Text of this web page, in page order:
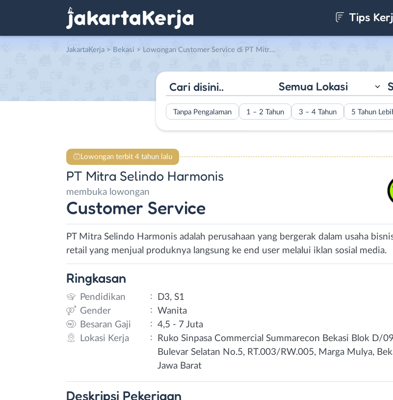
Tips
JakartaKerja > Bekasi > Lowongan Customer Service di PT Mitra Selindo Harmonis
Semua Lokasi
Tanpa Pengalaman 1 – 2 Tahun 3 – 4 Tahun 5 Tahun
Lowongan terbit 4 tahun lalu
PT Mitra Selindo Harmonis
membuka lowongan
Customer Service
PT Mitra Selindo Harmonis adalah perusahaan yang bergerak dalam usaha
retail yang menjual produknya langsung ke end user melalui iklan sosial media.
Ringkasan
Pendidikan :
D3, S1
Gender
: Wanita
Besaran Gaji
: 4,5 - 7 Juta
Lokasi Kerja
:
Ruko Sinpasa Commercial Summarecon Bekasi Blok D/
Bulevar Selatan No.5, RT.003/RW.005, Marga Mulya,
Jawa Barat
Deskripsi Pekerjaan